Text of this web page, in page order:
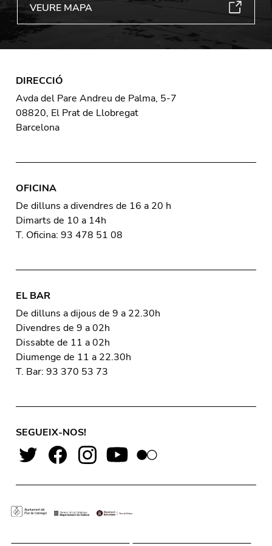
VEURE MAPA
DIRECCIÓ
Avda del Pare Andreu de Palma, 5-7
08820, El Prat de Llobregat
Barcelona
OFICINA
De dilluns a divendres de 16 a 20 h
Dimarts de 10 a 14h
T. Oficina: 93 478 51 08
EL BAR
De dilluns a dijous de 9 a 22.30h
Divendres de 9 a 02h
Dissabte de 11 a 02h
Diumenge de 11 a 22.30h
T. Bar: 93 370 53 73
SEGUEIX-NOS!